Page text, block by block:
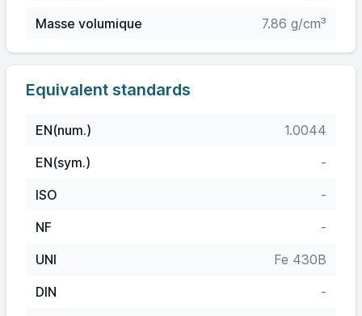
Masse volumique
7.86 g/cm³
Equivalent standards
EN(num.)
1.0044
EN(sym.)
-
ISO
-
NF
-
UNI
Fe 430B
DIN
-